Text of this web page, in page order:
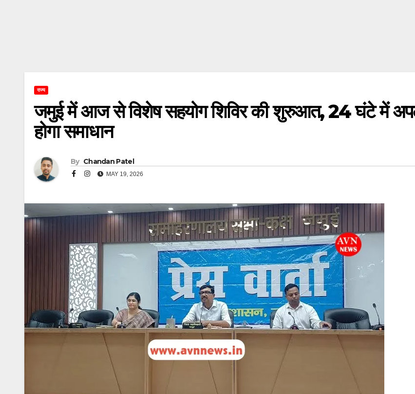
राज्य
जमुई में आज से विशेष सहयोग शिविर की शुरुआत, 24 घंटे में
होगा समाधान
By Chandan Patel
MAY 19, 2026